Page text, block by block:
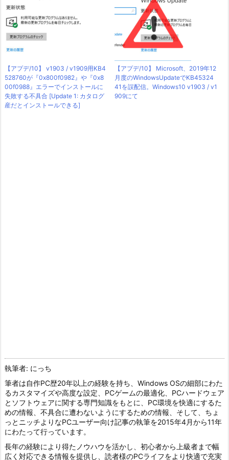
【アプデ/10】 v1903 / v1909用KB4
528760が『0x800f0982』や『0x8
00f0988』エラーでインストールに
失敗する不具合 [Update 1: カタログ
産だとインストールできる]
【アプデ/10】 Microsoft、2019年12
月度のWindowsUpdateでKB45324
41を誤配信。Windows10 v1903 / v1
909にて
執筆者: にっち
筆者は自作PC歴20年以上の経験を持ち、Windows OSの細部にわた
るカスタマイズや高度な設定、PCゲームの最適化、PCハードウェア
とソフトウェアに関する専門知識をもとに、PC環境を快適にするた
めの情報、不具合に遭わないようにするための情報、そして、ちょ
っとニッチよりなPCユーザー向け記事の執筆を2015年4月から11年
にわたって行っています。
長年の経験により得たノウハウを活かし、初心者から上級者まで幅
広く対応できる情報を提供し、読者様のPCライフをより快適で充実